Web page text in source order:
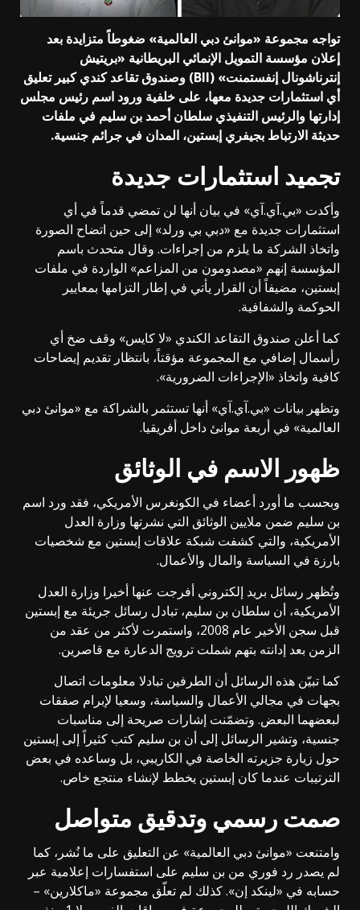
تواجه مجموعة «موانئ دبي العالمية» ضغوطاً متزايدة بعد
إعلان مؤسسة التمويل الإنمائي البريطانية «بريتيش
إنترناشونال إنفستمنت» (BII) وصندوق تقاعد كندي كبير تعليق
أي استثمارات جديدة معها، على خلفية ورود اسم رئيس مجلس
إدارتها والرئيس التنفيذي سلطان أحمد بن سليم في ملفات
حديثة الارتباط بجيفري إبستين، المدان في جرائم جنسية.
تجميد استثمارات جديدة
وأكدت «بي.آي.آي» في بيان أنها لن تمضي قدماً في أي
استثمارات جديدة مع «دبي بي ورلد» إلى حين اتضاح الصورة
واتخاذ الشركة ما يلزم من إجراءات. وقال متحدث باسم
المؤسسة إنهم «مصدومون من المزاعم» الواردة في ملفات
إبستين، مضيفاً أن القرار يأتي في إطار التزامها بمعايير
الحوكمة والشفافية.
كما أعلن صندوق التقاعد الكندي «لا كايس» وقف ضخ أي
رأسمال إضافي مع المجموعة مؤقتاً، بانتظار تقديم إيضاحات
كافية واتخاذ «الإجراءات الضرورية».
وتظهر بيانات «بي.آي.آي» أنها تستثمر بالشراكة مع «موانئ دبي
العالمية» في أربعة موانئ داخل أفريقيا.
ظهور الاسم في الوثائق
وبحسب ما أورد أعضاء في الكونغرس الأمريكي، فقد ورد اسم
بن سليم ضمن ملايين الوثائق التي نشرتها وزارة العدل
الأمريكية، والتي كشفت شبكة علاقات إبستين مع شخصيات
بارزة في السياسة والمال والأعمال.
وتُظهر رسائل بريد إلكتروني أفرجت عنها أخيرا وزارة العدل
الأمريكية، أن سلطان بن سليم، تبادل رسائل جريئة مع إبستين
قبل سجن الأخير عام 2008، واستمرت لأكثر من عقد من
الزمن بعد إدانته بتهم شملت ترويج الدعارة مع قاصرين.
كما تبيّن هذه الرسائل أن الطرفين تبادلا معلومات اتصال
بجهات في مجالي الأعمال والسياسة، وسعيا لإبرام صفقات
لبعضهما البعض. وتضمّنت إشارات صريحة إلى مناسبات
جنسية، وتشير الرسائل إلى أن بن سليم كتب كثيراً إلى إبستين
حول زيارة جزيرته الخاصة في الكاريبي، بل وساعده في بعض
الترتيبات عندما كان إبستين يخطط لإنشاء منتجع خاص.
صمت رسمي وتدقيق متواصل
وامتنعت «موانئ دبي العالمية» عن التعليق على ما نُشر، كما
لم يصدر رد فوري من بن سليم على استفسارات إعلامية عبر
حسابه في «لينكد إن». كذلك لم تعلّق مجموعة «ماكلارين» –